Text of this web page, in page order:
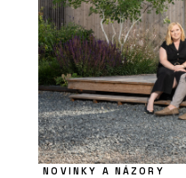
NOVINKY A NÁZORY